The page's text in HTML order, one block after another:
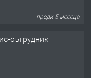
преди 5 месеца
сътрудник